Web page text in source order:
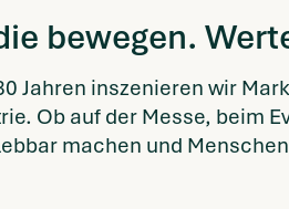
bewegen.
Jahren inszenieren wir
Ob auf der Messe, beim
machen und